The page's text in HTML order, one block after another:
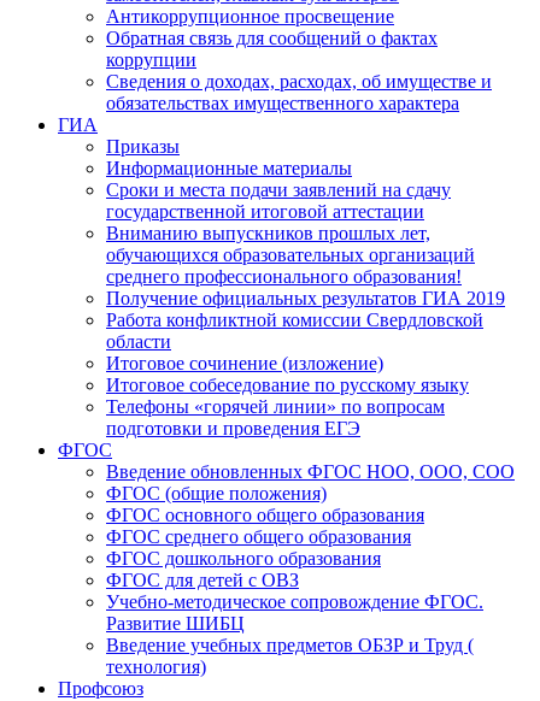
Антикоррупционное просвещение
Обратная связь для сообщений о фактах
коррупции
Сведения о доходах, расходах, об имуществе и
обязательствах имущественного характера
ГИА
Приказы
Информационные материалы
Сроки и места подачи заявлений на сдачу
государственной итоговой аттестации
Вниманию выпускников прошлых лет,
обучающихся образовательных организаций
среднего профессионального образования!
Получение официальных результатов ГИА 2019
Работа конфликтной комиссии Свердловской
области
Итоговое сочинение (изложение)
Итоговое собеседование по русскому языку
Телефоны «горячей линии» по вопросам
подготовки и проведения ЕГЭ
ФГОС
Введение обновленных ФГОС НОО, ООО, СОО
ФГОС (общие положения)
ФГОС основного общего образования
ФГОС среднего общего образования
ФГОС дошкольного образования
ФГОС для детей с ОВЗ
Учебно-методическое сопровождение ФГОС.
Развитие ШИБЦ
Введение учебных предметов ОБЗР и Труд (
технология)
Профсоюз